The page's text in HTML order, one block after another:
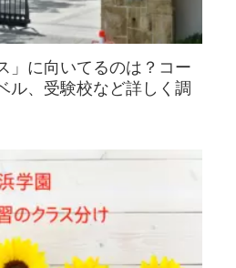
」に向いてるのは？コー
ル、受験校など詳しく調